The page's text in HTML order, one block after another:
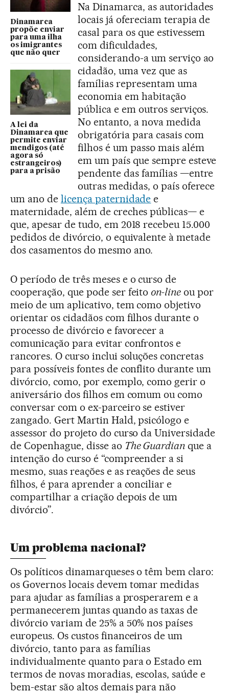
Dinamarca
propõe enviar
para uma ilha
os imigrantes
que não quer
A lei da
Dinamarca que
permite enviar
mendigos (até
agora só
estrangeiros)
para a prisão
Na Dinamarca, as autoridades
locais já ofereciam terapia de
casal para os que estivessem
com dificuldades,
considerando-a um serviço ao
cidadão, uma vez que as
famílias representam uma
economia em habitação
pública e em outros serviços.
No entanto, a nova medida
obrigatória para casais com
filhos é um passo mais além
em um país que sempre esteve
pendente das famílias —entre
outras medidas, o país oferece
um ano de licença paternidade e
maternidade, além de creches públicas— e
que, apesar de tudo, em 2018 recebeu 15.000
pedidos de divórcio, o equivalente à metade
dos casamentos do mesmo ano.
O período de três meses e o curso de
cooperação, que pode ser feito on-line ou por
meio de um aplicativo, tem como objetivo
orientar os cidadãos com filhos durante o
processo de divórcio e favorecer a
comunicação para evitar confrontos e
rancores. O curso inclui soluções concretas
para possíveis fontes de conflito durante um
divórcio, como, por exemplo, como gerir o
aniversário dos filhos em comum ou como
conversar com o ex-parceiro se estiver
zangado. Gert Martin Hald, psicólogo e
assessor do projeto do curso da Universidade
de Copenhague, disse ao The Guardian que a
intenção do curso é “compreender a si
mesmo, suas reações e as reações de seus
filhos, é para aprender a conciliar e
compartilhar a criação depois de um
divórcio”.
Um problema nacional?
Os políticos dinamarqueses o têm bem claro:
os Governos locais devem tomar medidas
para ajudar as famílias a prosperarem e a
permanecerem juntas quando as taxas de
divórcio variam de 25% a 50% nos países
europeus. Os custos financeiros de um
divórcio, tanto para as famílias
individualmente quanto para o Estado em
termos de novas moradias, escolas, saúde e
bem-estar são altos demais para não